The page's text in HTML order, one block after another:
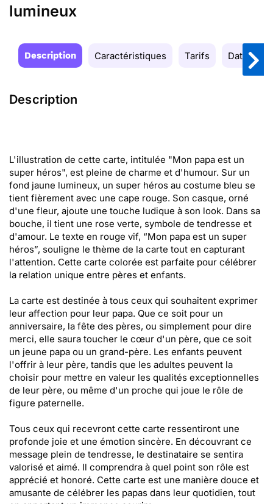
lumineux
Description Caractéristiques Tarifs Date de
Description
L'illustration de cette carte, intitulée "Mon papa est un
super héros", est pleine de charme et d'humour. Sur un
fond jaune lumineux, un super héros au costume bleu se
tient fièrement avec une cape rouge. Son casque, orné
d'une fleur, ajoute une touche ludique à son look. Dans sa
bouche, il tient une rose verte, symbole de tendresse et
d'amour. Le texte en rouge vif, “Mon papa est un super
héros”, souligne le thème de la carte tout en capturant
l'attention. Cette carte colorée est parfaite pour célébrer
la relation unique entre pères et enfants.
La carte est destinée à tous ceux qui souhaitent exprimer
leur affection pour leur papa. Que ce soit pour un
anniversaire, la fête des pères, ou simplement pour dire
merci, elle saura toucher le cœur d'un père, que ce soit
un jeune papa ou un grand-père. Les enfants peuvent
l'offrir à leur père, tandis que les adultes peuvent la
choisir pour mettre en valeur les qualités exceptionnelles
de leur père, ou même d'un proche qui joue le rôle de
figure paternelle.
Tous ceux qui recevront cette carte ressentiront une
profonde joie et une émotion sincère. En découvrant ce
message plein de tendresse, le destinataire se sentira
valorisé et aimé. Il comprendra à quel point son rôle est
apprécié et honoré. Cette carte est une manière douce et
amusante de célébrer les papas dans leur quotidien, tout